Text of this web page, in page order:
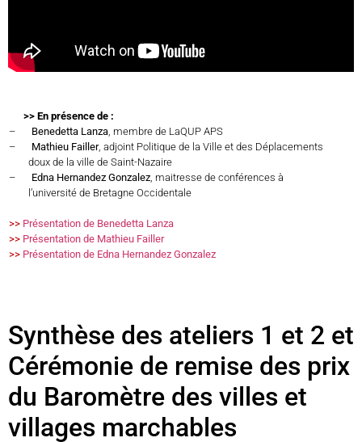
>> En présence de :
–
Benedetta Lanza , membre de LaQUP APS
–
Mathieu Failler, adjoint Politique de la Ville et des Déplacements
doux de la ville de Saint-Nazaire
–
Edna Hernandez Gonzalez , maitresse de conférences à
l’université de Bretagne Occidentale
>> Présentation de Benedetta Lanza
>> Présentation de Mathieu Failler
>> Présentation de Edna Hernandez Gonzalez
Synthèse des ateliers 1 et 2 et
Cérémonie de remise des prix
du Baromètre des villes et
villages marchables